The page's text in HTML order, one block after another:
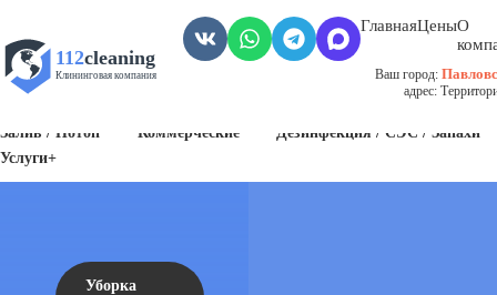
112cleaning
Клининговая компания
ГлавнаяЦеныО
Ваш город:
адрес:
Залив / Потоп
Коммерческие
Дезинфекция / СЭС / Запахи
Услуги+
Уборка